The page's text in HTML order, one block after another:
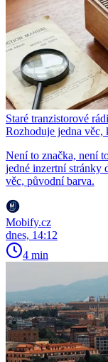
Staré tranzistorové
Rozhoduje jedna věc,
Není to značka, není
jedné inzertní stránky
věc, původní barva.
Mobify.cz
dnes, 14:12
4 min